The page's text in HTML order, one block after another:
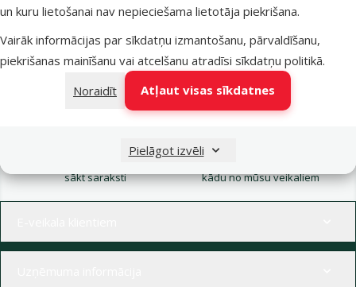
un kuru lietošanai nav nepieciešama lietotāja piekrišana.
Vairāk informācijas par sīkdatņu izmantošanu, pārvaldīšanu,
piekrišanas mainīšanu vai atcelšanu atradīsi sīkdatņu politikā.
Noraidīt
Atļaut visas sīkdatnes
Pielāgot izvēli
Raksti e-pastā
eveikals@dinozoo.lv
Zvani – 26 100 502
P–Pk 9:00 – 17:00
Raksti čatā
sākt saraksti kādu no mūsu veikaliem